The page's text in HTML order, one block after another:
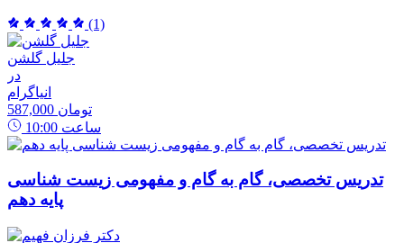
(1)
جلیل گلشن
در
انیاگرام
587,000 تومان
10:00 ساعت
تدریس تخصصی، گام به گام و مفهومی زیست شناسی
پایه دهم